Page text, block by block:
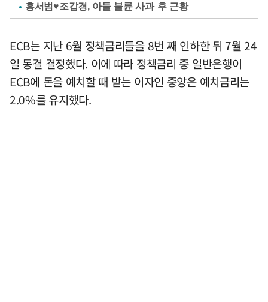
홍서범♥조갑경, 아들 불륜 사과 후 근황
ECB는 지난 6월 정책금리들을 8번 째 인하한 뒤 7월 24
일 동결 결정했다. 이에 따라 정책금리 중 일반은행이
ECB에 돈을 예치할 때 받는 이자인 중앙은 예치금리는
2.0%를 유지했다.